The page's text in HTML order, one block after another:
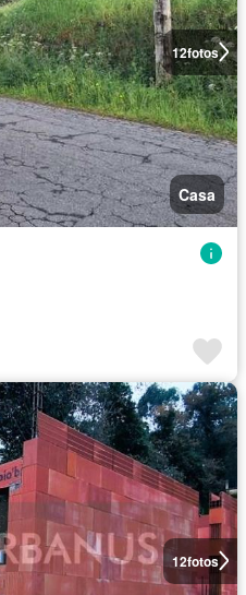
12fotos
Casa
12fotos